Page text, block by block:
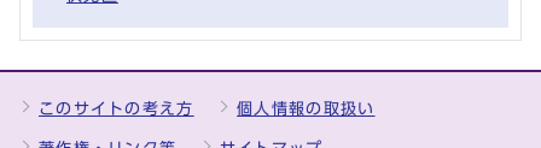
このサイトの考え方 個人情報の取扱い